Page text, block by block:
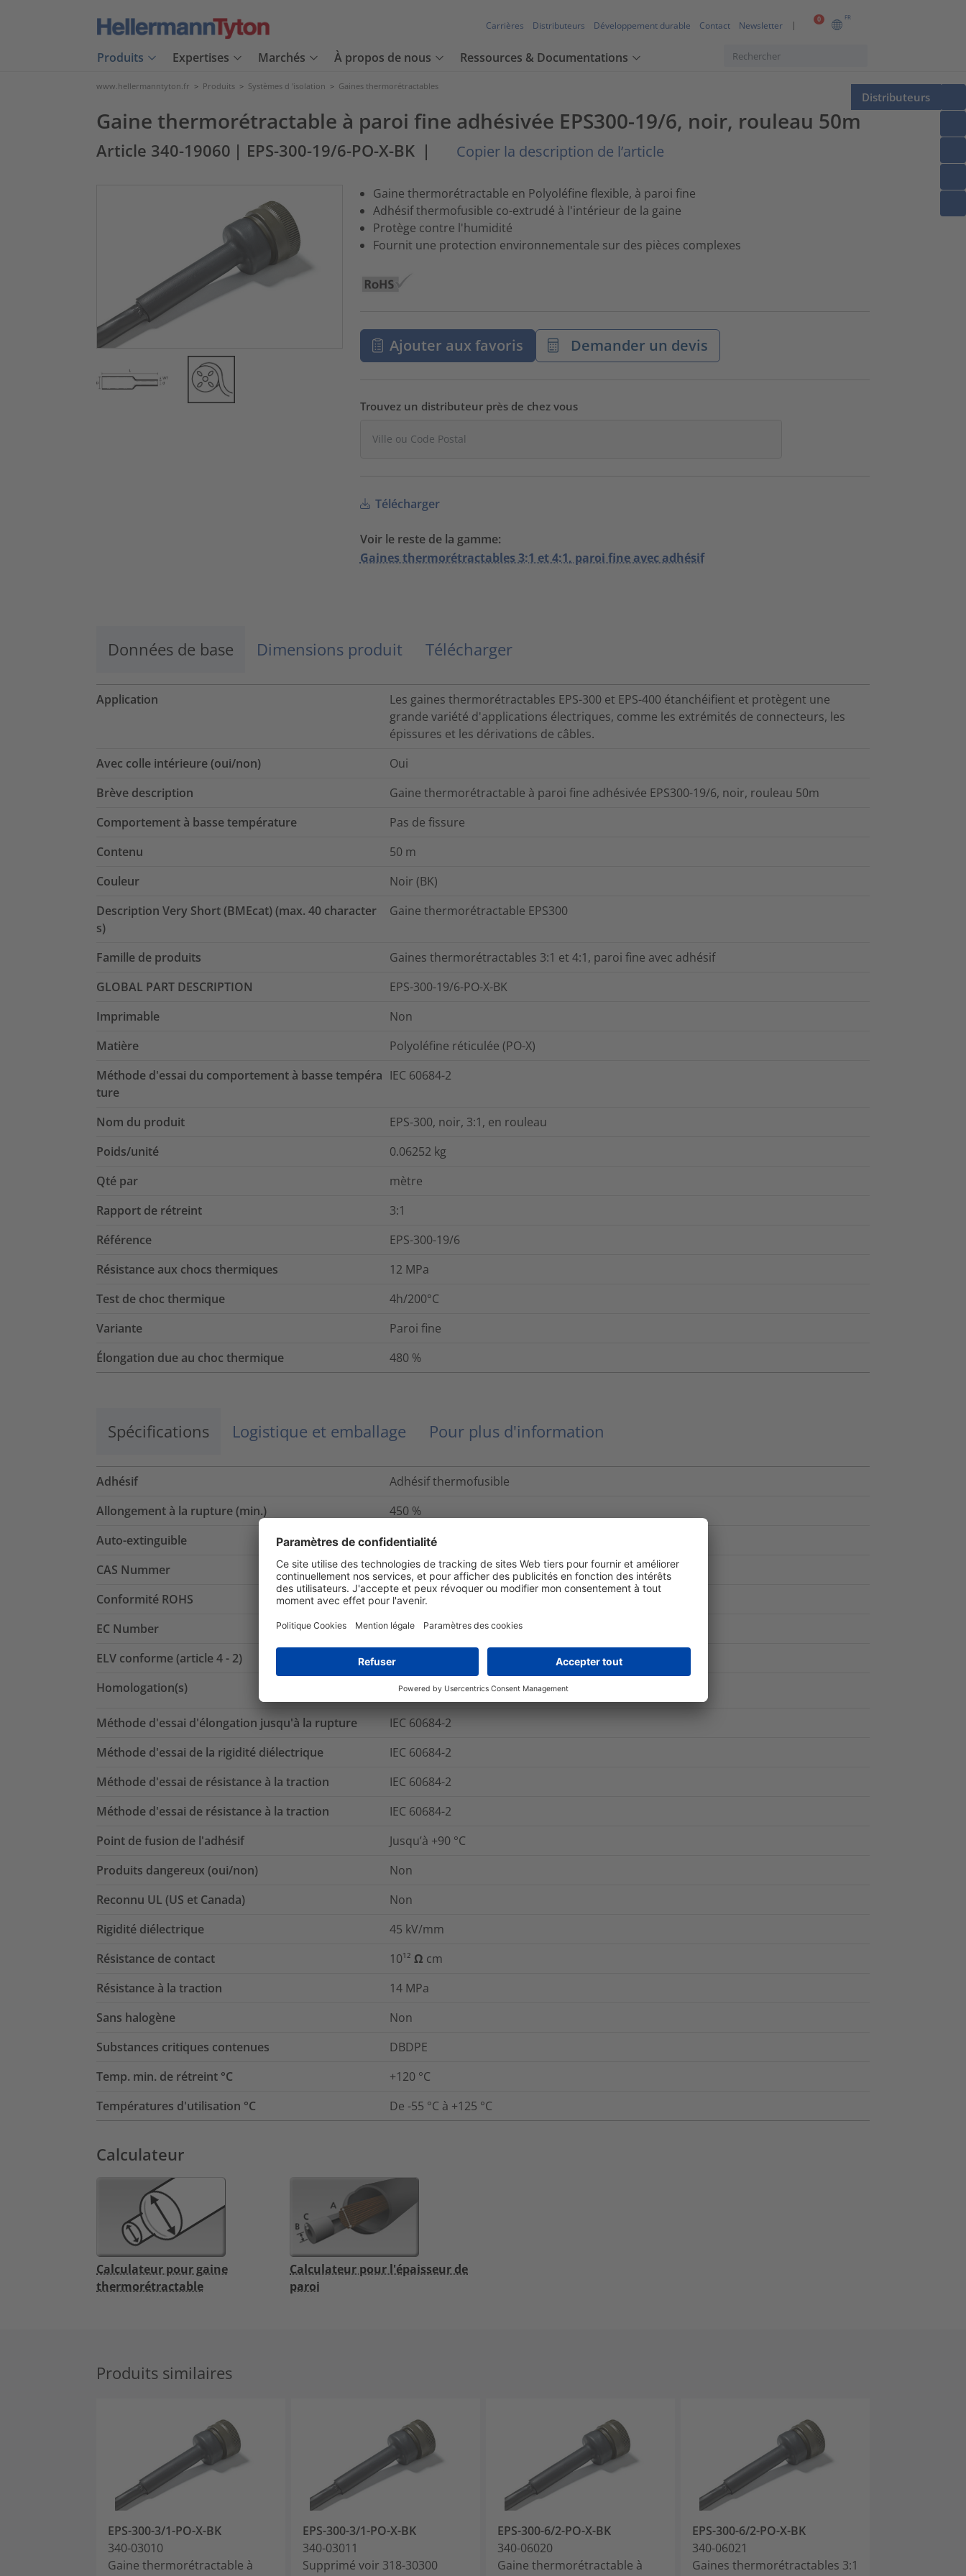
0 FR
Carrières Distributeurs Développement durable Contact Newsletter
Produits Expertises Marchés À propos de nous Ressources & Documentations
Distributeurs
www.hellermanntyton.fr > Produits > Systèmes d 'isolation > Gaines thermorétractables
Gaine thermorétractable à paroi fine adhésivée EPS300-19/6, noir, rouleau 50m
Article 340-19060 | EPS-300-19/6-PO-X-BK | Copier la description de l’article
Gaine thermorétractable en Polyoléfine flexible, à paroi fine
Adhésif thermofusible co-extrudé à l'intérieur de la gaine
Protège contre l'humidité
Fournit une protection environnementale sur des pièces complexes
Ajouter aux favoris Demander un devis
Trouvez un distributeur près de chez vous
Télécharger
Voir le reste de la gamme:
Gaines thermorétractables 3:1 et 4:1, paroi fine avec adhésif
Données de base Dimensions produit Télécharger
Application
Les gaines thermorétractables EPS-300 et EPS-400 étanchéifient et protègent une
grande variété d'applications électriques, comme les extrémités de connecteurs, les
épissures et les dérivations de câbles.
Avec colle intérieure (oui/non)
Oui
Brève description
Gaine thermorétractable à paroi fine adhésivée EPS300-19/6, noir, rouleau 50m
Comportement à basse température
Pas de fissure
Contenu
50 m
Couleur
Noir (BK)
Description Very Short (BMEcat) (max. 40 character
s)
Gaine thermorétractable EPS300
Famille de produits
Gaines thermorétractables 3:1 et 4:1, paroi fine avec adhésif
GLOBAL PART DESCRIPTION
EPS-300-19/6-PO-X-BK
Imprimable
Non
Matière
Polyoléfine réticulée (PO-X)
Méthode d'essai du comportement à basse tempéra
ture
IEC 60684-2
Nom du produit
EPS-300, noir, 3:1, en rouleau
Poids/unité
0.06252 kg
Qté par
mètre
Rapport de rétreint
3:1
Référence
EPS-300-19/6
Résistance aux chocs thermiques
12 MPa
Test de choc thermique
4h/200°C
Variante
Paroi fine
Élongation due au choc thermique
480 %
Spécifications Logistique et emballage Pour plus d'information
Adhésif
Adhésif thermofusible
Allongement à la rupture (min.)
450 %
Auto-extinguible
Oui
CAS Nummer
84852-53-9
Conformité ROHS
Oui
EC Number
284-366-9
ELV conforme (article 4 - 2)
Oui
Homologation(s)
Méthode d'essai d'élongation jusqu'à la rupture
IEC 60684-2
Méthode d'essai de la rigidité diélectrique
IEC 60684-2
Méthode d'essai de résistance à la traction
IEC 60684-2
Méthode d'essai de résistance à la traction
IEC 60684-2
Point de fusion de l'adhésif
Jusqu’à +90 °C
Produits dangereux (oui/non)
Non
Reconnu UL (US et Canada)
Non
Rigidité diélectrique
45 kV/mm
Résistance de contact
10¹² Ω cm
Résistance à la traction
14 MPa
Sans halogène
Non
Substances critiques contenues
DBDPE
Temp. min. de rétreint °C
+120 °C
Températures d'utilisation °C
De -55 °C à +125 °C
Calculateur
Calculateur pour gaine
thermorétractable
Calculateur pour l'épaisseur de
paroi
Produits similaires
EPS-300-3/1-PO-X-BK
340-03010
Gaine thermorétractable à
EPS-300-3/1-PO-X-BK
340-03011
Supprimé voir 318-30300
EPS-300-6/2-PO-X-BK
340-06020
Gaine thermorétractable à
EPS-300-6/2-PO-X-BK
340-06021
Gaines thermorétractables 3:1